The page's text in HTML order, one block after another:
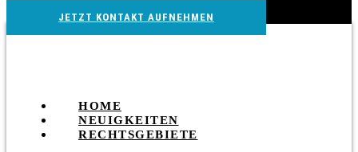
JETZT KONTAKT AUFNEHMEN
HOME
NEUIGKEITEN
RECHTSGEBIETE